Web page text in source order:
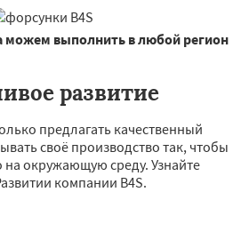
можем выполнить в любой регион
развитие
предлагать качественный
своё производство так, чтобы
окружающую среду. Узнайте
компании B4S.